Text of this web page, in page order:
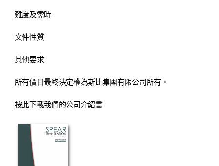
難度及需時
文件性質
其他要求
所有價目最終決定權為斯比集團有限公司所有。
按此下載我們的公司介紹書